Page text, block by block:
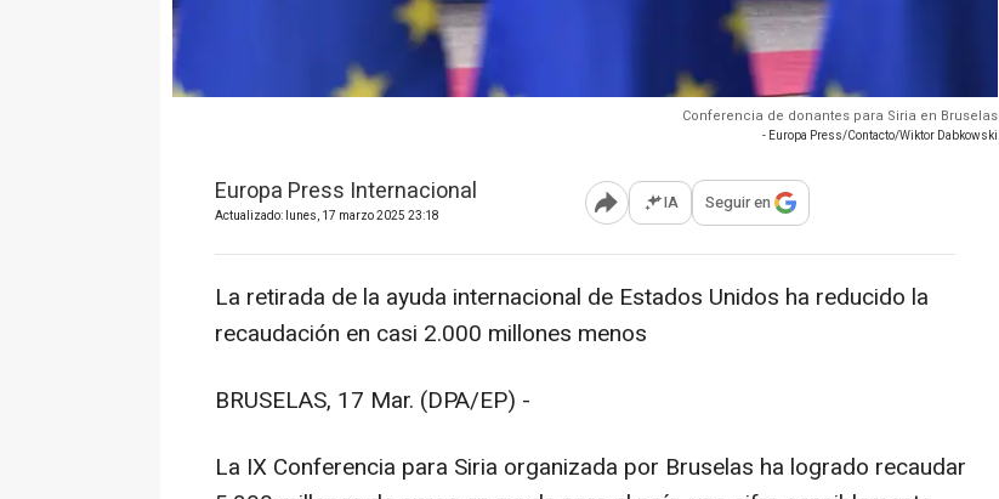
Conferencia de donantes para Siria en Bruselas
- Europa Press/Contacto/Wiktor Dabkowski
Europa Press Internacional
Actualizado: lunes, 17 marzo 2025 23:18 Abrir opciones para compartir
IA Seguir en
La retirada de la ayuda internacional de Estados Unidos ha reducido la
recaudación en casi 2.000 millones menos
BRUSELAS, 17 Mar. (DPA/EP) -
La IX Conferencia para Siria organizada por Bruselas ha logrado recaudar